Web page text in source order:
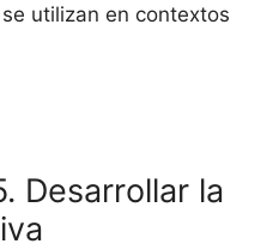
utilizan en contextos
Desarrollar la